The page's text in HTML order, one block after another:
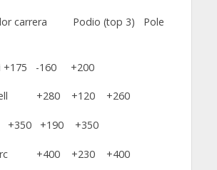
carrera Podio (top 3) Pole
+175 -160 +200
+280 +120 +260
+350 +190 +350
+400 +230 +400